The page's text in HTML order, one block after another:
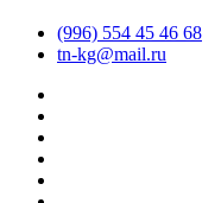
(996) 554 45 46 68
tn-kg@mail.ru